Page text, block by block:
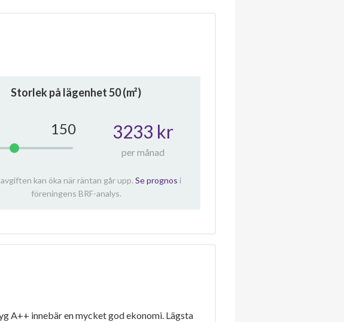
Storlek på lägenhet50(m²)
150 3233 kr
per månad
kan öka när räntan går upp. Se prognos i
föreningens BRF-analys.
A++ innebär en mycket god ekonomi. Lägsta